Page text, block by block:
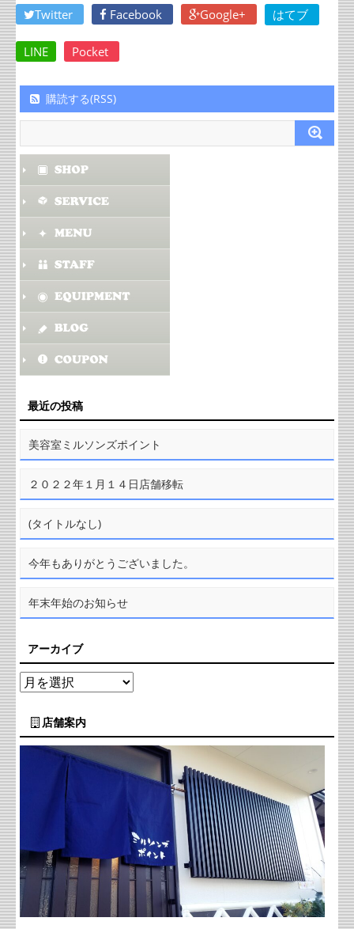
Twitter Facebook Google+ はてブ
LINE Pocket
購読する(RSS)
最近の投稿
美容室ミルソンズポイント
２０２２年１月１４日店舗移転
(タイトルなし)
今年もありがとうございました。
年末年始のお知らせ
アーカイブ
店舗案内